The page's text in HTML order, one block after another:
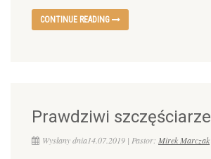
CONTINUE READING
Prawdziwi szczęściarze
Wysłany dnia14.07.2019 | Pastor: Mirek Marczak